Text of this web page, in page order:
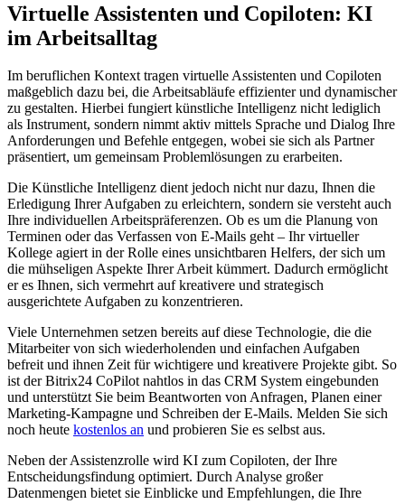
Virtuelle Assistenten und Copiloten: KI
im Arbeitsalltag
Im beruflichen Kontext tragen virtuelle Assistenten und Copiloten
maßgeblich dazu bei, die Arbeitsabläufe effizienter und dynamischer
zu gestalten. Hierbei fungiert künstliche Intelligenz nicht lediglich
als Instrument, sondern nimmt aktiv mittels Sprache und Dialog Ihre
Anforderungen und Befehle entgegen, wobei sie sich als Partner
präsentiert, um gemeinsam Problemlösungen zu erarbeiten.
Die Künstliche Intelligenz dient jedoch nicht nur dazu, Ihnen die
Erledigung Ihrer Aufgaben zu erleichtern, sondern sie versteht auch
Ihre individuellen Arbeitspräferenzen. Ob es um die Planung von
Terminen oder das Verfassen von E-Mails geht – Ihr virtueller
Kollege agiert in der Rolle eines unsichtbaren Helfers, der sich um
die mühseligen Aspekte Ihrer Arbeit kümmert. Dadurch ermöglicht
er es Ihnen, sich vermehrt auf kreativere und strategisch
ausgerichtete Aufgaben zu konzentrieren.
Viele Unternehmen setzen bereits auf diese Technologie, die die
Mitarbeiter von sich wiederholenden und einfachen Aufgaben
befreit und ihnen Zeit für wichtigere und kreativere Projekte gibt. So
ist der Bitrix24 CoPilot nahtlos in das CRM System eingebunden
und unterstützt Sie beim Beantworten von Anfragen, Planen einer
Marketing-Kampagne und Schreiben der E-Mails. Melden Sie sich
noch heute kostenlos an und probieren Sie es selbst aus.
Neben der Assistenzrolle wird KI zum Copiloten, der Ihre
Entscheidungsfindung optimiert. Durch Analyse großer
Datenmengen bietet sie Einblicke und Empfehlungen, die Ihre